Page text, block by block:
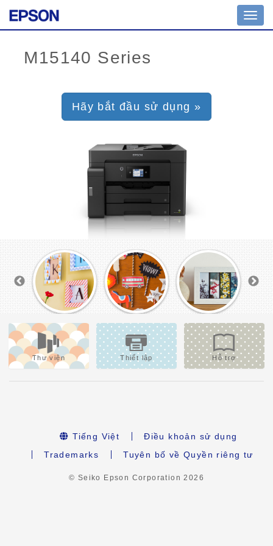
Hãy bắt đầu sử dụng »
Thư viện Thiết lập Hỗ trợ
Tiếng Việt
Điều khoản sử dụng
Trademarks
Tuyên bố về Quyền riêng tư
© Seiko Epson Corporation2026